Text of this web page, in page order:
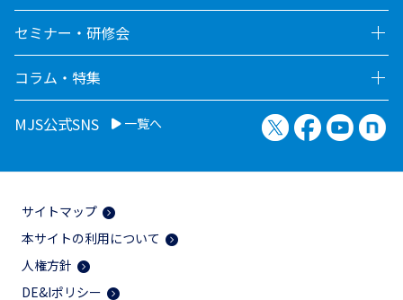
セミナー・研修会
コラム・特集
MJS公式SNS 一覧へ X（旧Twitter）
Facebook
サイトマップ
本サイトの利用について
人権方針
DE&Iポリシー